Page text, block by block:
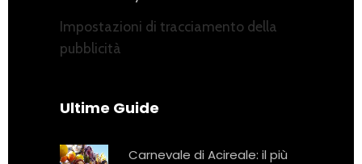
Impostazioni di tracciamento della
pubblicità
Ultime Guide
Carnevale di Acireale: il più